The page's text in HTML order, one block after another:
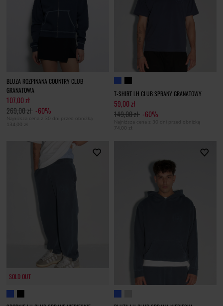
BLUZA ROZPINANA COUNTRY CLUB
GRANATOWA
107,00 zł
269,00 zł -60%
Najniższa cena z 30 dni przed obniżką
134,00 zł
T-SHIRT LH CLUB SPRANY GRANATOWY
59,00 zł
149,00 zł -60%
Najniższa cena z 30 dni przed obniżką
74,00 zł
SOLD OUT